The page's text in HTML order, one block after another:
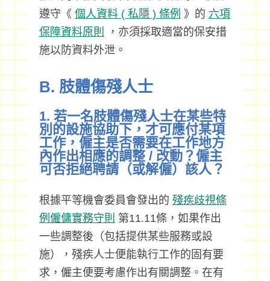
遵守《 個人資料 ( 私隱 ) 條例 》的 六項
保障資料原則
，亦須採取適當的保安措
施以防資料外泄。
B. 肢體傷殘人士
1. 若一名肢體傷殘人士在某些特
別的設施協助下，才可應付某項
工作，僱主是否需要在工作地方
內作出相應的調整 / 改動？僱主
可否拒絕聘請（或解僱）該人？
根據平等機會委員會發出的 殘疾歧視條
例僱傭實務守則 第11.11條，如果作出
一些調整後（包括提供某些服務或設
施），殘疾人士便能執行工作的固有要
求，僱主便要考慮作出有關調整。在有